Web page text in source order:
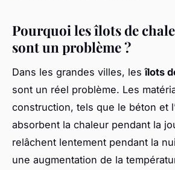
Pourquoi les îlots de
sont un problème ?
Dans les grandes villes, lesîlots
sont un réel problème. Les
construction, tels que le béton et
absorbent la chaleur pendant la
relâchent lentement pendant la
une augmentation de la